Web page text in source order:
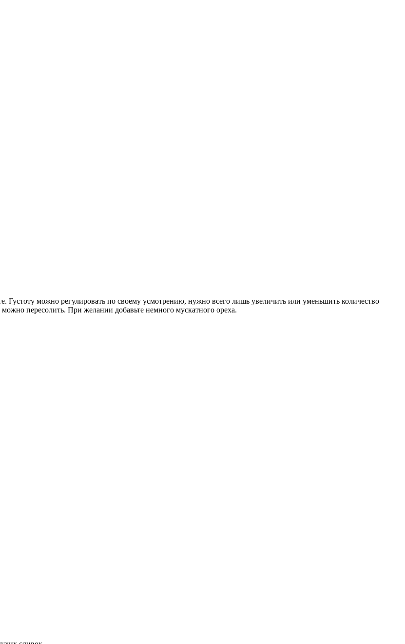
Густоту можно регулировать по своему усмотрению, нужно всего лишь увеличить или уменьшить количество
пересолить. При желании добавьте немного мускатного ореха.